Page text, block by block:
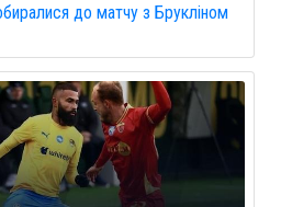
до матчу з Брукліном